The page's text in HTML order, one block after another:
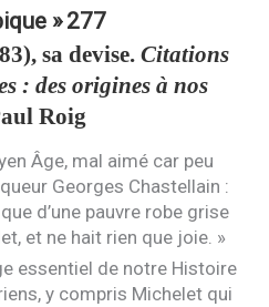
»277
sa devise.Citations
: des origines à nos
Roig
Âge, mal aimé car peu
Georges Chastellain :
d’une pauvre robe grise
et ne hait rien que joie. »
essentiel de notre Histoire
y compris Michelet qui